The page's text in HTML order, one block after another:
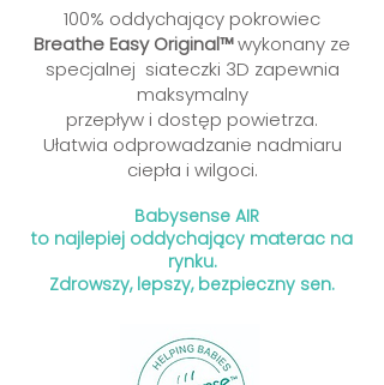
100% oddychający pokrowiec
Breathe Easy Original™wykonany ze
specjalnej siateczki 3D zapewnia
maksymalny
przepływ i dostęp powietrza.
Ułatwia odprowadzanie nadmiaru
ciepła i wilgoci.
Babysense AIR
to najlepiej oddychający materac na
rynku.
Zdrowszy, lepszy, bezpieczny sen.